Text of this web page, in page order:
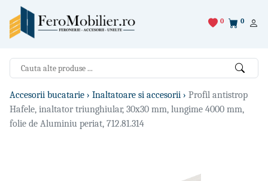
0
0
Accesorii bucatarie › Inaltatoare si accesorii › Profil antistrop
Hafele, inaltator triunghiular, 30x30 mm, lungime 4000 mm,
folie de Aluminiu periat, 712.81.314